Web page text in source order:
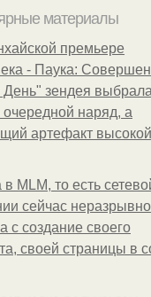
материалы
премьере
- Паука:
зендея
очередной наряд, а
артефакт высокой
в MLM, то есть
сейчас неразрывно
с создание своего
своей страницы в